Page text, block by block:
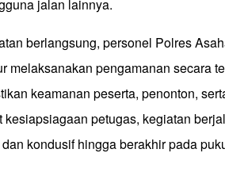
jalan lainnya.
berlangsung, personel Polres
melaksanakan pengamanan secara
keamanan peserta, penonton,
kesiapsiagaan petugas, kegiatan
kondusif hingga berakhir pada